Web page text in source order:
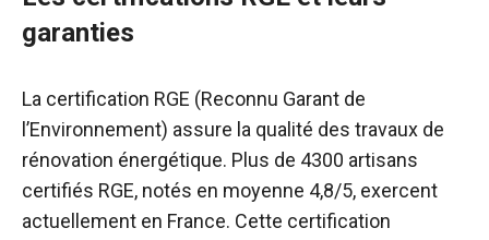
garanties
La certification RGE (Reconnu Garant de
l’Environnement) assure la qualité des travaux de
rénovation énergétique. Plus de 4300 artisans
certifiés RGE, notés en moyenne 4,8/5, exercent
actuellement en France. Cette certification